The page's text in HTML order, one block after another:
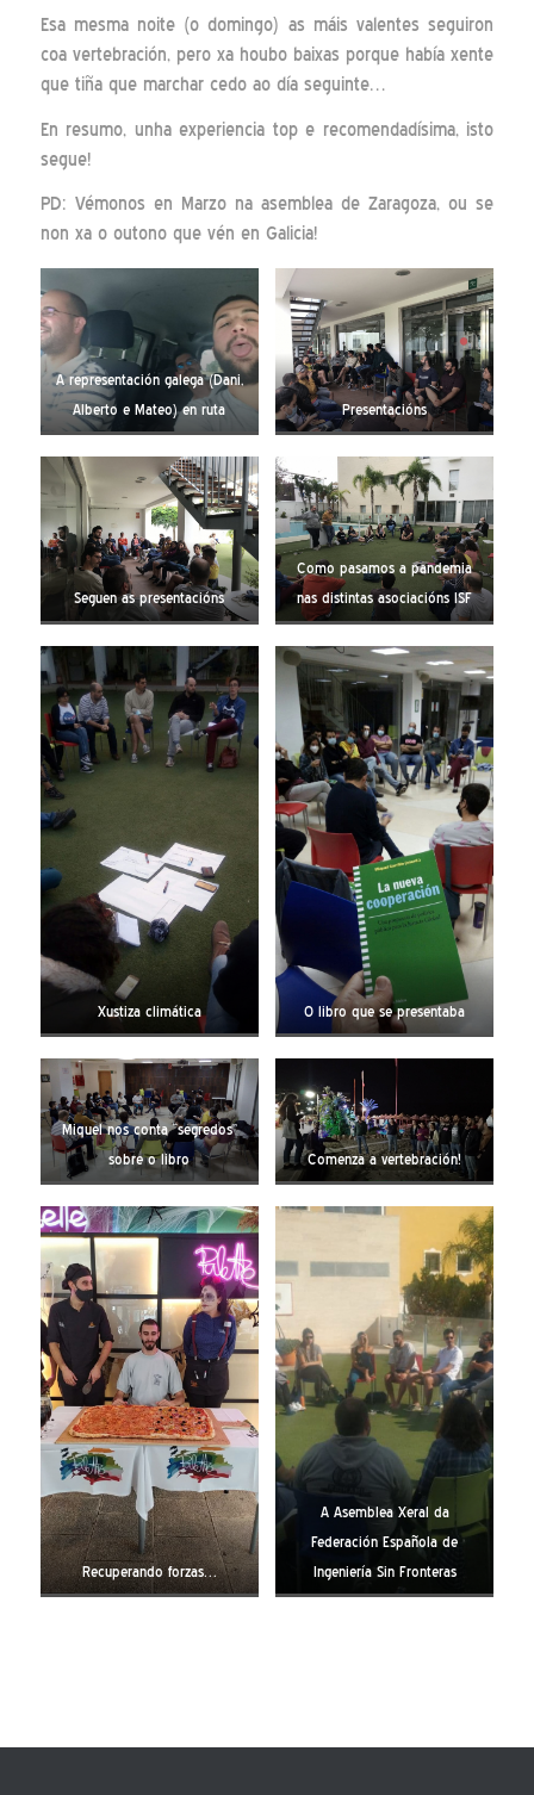
Esa mesma noite (o domingo) as máis valentes seguiron
coa vertebración, pero xa houbo baixas porque había xente
que tiña que marchar cedo ao día seguinte…
En resumo, unha experiencia top e recomendadísima, isto
segue!
PD: Vémonos en Marzo na asemblea de Zaragoza, ou se
non xa o outono que vén en Galicia!
A representación galega (Dani,
Alberto e Mateo) en ruta
Presentacións
Seguen as presentacións
Como pasamos a pandemia
nas distintas asociacións ISF
Xustiza climática O libro que se presentaba
Miquel nos conta “segredos”
sobre o libro
Comenza a vertebración!
Recuperando forzas…
A Asemblea Xeral da
Federación Española de
Ingeniería Sin Fronteras